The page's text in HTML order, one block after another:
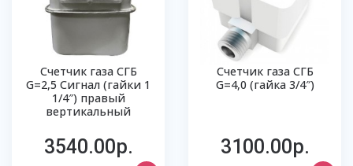
Счетчик газа СГБ
G=2,5 Сигнал (гайки 1
1/4″) правый
вертикальный
3540.00р.
Счетчик газа СГБ
G=4,0 (гайка 3/4″)
3100.00р.